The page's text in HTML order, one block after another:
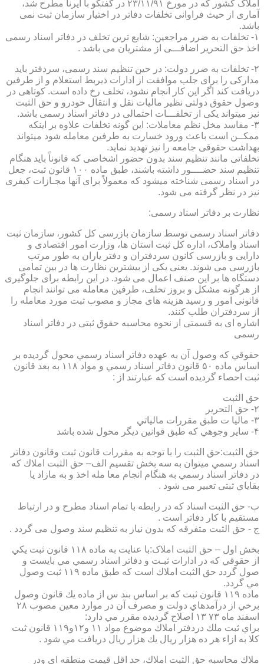
املاک کشور که در مورخ ۲۳/۱۱/۹۱ در گفتگو با ایرنا مطرح شد،
آماری از حیث فراوانی تخلفات دفاتر در اختیار سازمان ثبت نمی
باشد.
۱- تخلفات به ضرر مراجعین: شایع ترین تخلف در دفاتر اسناد رسمی
اخذ حق التحریر اضافـــی از مشتریان می باشد .
۲- تخلفات به ضرر دولت: در حین تنظیم سند رسمی، سردفتر باید
مدارکی را برای جلب موافقت از ادارات ذیربط استعلام و از طرفین
دریافت کند اگر این کار انجام نشود، تخلف رخ داده است. کوتاهی در
وصول حقوق دولتی نظیر مالیات نقل و انتقال خودرو و حق الثبت
نیز میتواند یکی از تخلفـــات احتمالی در دفاتر اسناد رسمی باشد.
۳- مفاسد مخل نظم معاملات: این گونه تخلفات علاوه بر اینکه
ممکــن است باعث ورود خسارت به طرفین معامله شود میتواند
بهداشت حقوقی جامعه را نیز تهدید نماید.
تخلفاتی مانند تنظیم سند بدون حضور اشخاصی که قانوناً باید هنگام
تنظیم سند حضــــور داشته باشند، طبق ماده ۱۰۰ قانون ثبت، جعل
در اسناد رسمی شناخته میشود که معمولاً برای آنها مجـازات کیفری
نیز در نظر گرفته می شود.
نظارت بر دفاتر اسناد رسمی:
دفاتر اسناد رسمی توسط سازمان بازرسی کل کشور، سازمان ثبت
اسناد واملاک، اداره کل ثبت استان ها، وزارت امور اقتصادی و
دارایی و بازرسی کانون سردفتران و دفتر یاران به طور مرتب
بازرسی می شوند. یعنی یکی از بیشترین نظارت ها در بین تمامی
دستگاه ها بر این صنف اعمال می شود. در این رابطه برای جلوگیری
از هرگونه مشکل و بروز تخلف، طرفین معامله می توانند انجام
قانونی امور و رسید هزینه های مجاز و مصوب ثبت مورد معامله را
از سردفتران طلب کنند.
اشاره ای به قسمتی از نحوه محاسبه حقوق ثبتی در دفاتر اسناد
رسمی
حقوقي كه وصول آن به عهده دفاتر اسناد رسمي محول گرديده بر
اساس ماده ۵۰ قانون دفاتر اسناد رسمي و مواد ۱۱۸ به بعد قانون
ثبت احصاء گرديده است كه عبارتند از :
حق الثبت
۲- حق التحرير
۳- ماليا ت طبق مقررات مالياتي
۴- ساير وجوهي كه طبق قوانين ديگر محول شده باشد
حق الثبت:حق الثبت را با توجه به مقررات قانون ثبت وقانون دفاتر
اسناد رسمي ميتوان به سه بخش تقسيم الف– حق الثبت املاك كه
در دفاتر اسناد رسمي به هنگام انجام معا مله اخذ و به مازاد يا
بقاياي ثبتی تعبیر می شود .
ب- حق الثبت اسناد كه در رابطه با تمام اسناد مطرح و در ارتباط
مستقيم با كار دفاتر است .
ج - حق الثبت متفرقه كه بدون نياز به تنظیم سند وصول می گردد .
بخش اول – حق الثبت املاک:با عنايت به ماده ۱۱۸ قانون ثبت يكي
از حقوقي كه در ادارات ثبـت و دفاتر اسناد رسمي مي بايست و
صول گردد حق الثبت املاك است كه طبق ماده ۱۱۹ ثبت وصول
مي گردد.
ماده ۱۱۹ قانون ثبت كه بر اساس بند س از ماده يك قانون وصول
برخي از درآمدهاي دولت و مصرف آن در موارد معين مصوب ۲۸
اسفند ماه ۷۳ ۱۳ اصلاح گرديده مقرر مي دارد:
براي ثبت ملك دردفتر املاك موضوع مواد ۱۱ و۱۲و۱۱۹ قانون ثبت
كلا به ازاء هر ده هزار ريال يك هزار ريال دريافت مي شود .
ملاك محاسبه حق الثبت املاك، حد اقل قيمت منطقه اي ودر